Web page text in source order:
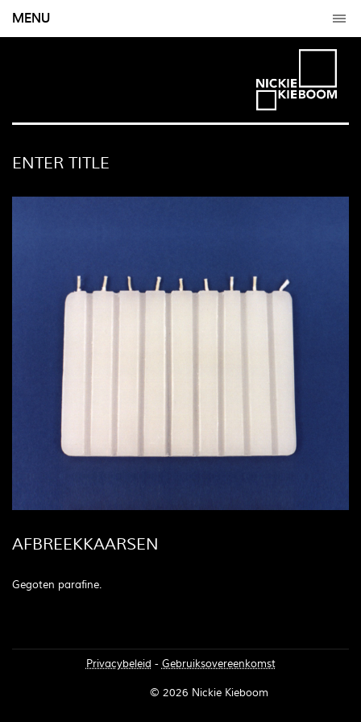
MENU
ENTER TITLE
AFBREEKKAARSEN
Gegoten parafine.
Privacybeleid - Gebruiksovereenkomst
© 2026 Nickie Kieboom